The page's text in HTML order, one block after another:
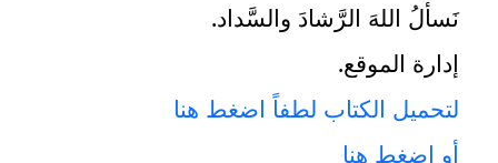
نَسألُ اللهَ الرَّشادَ والسَّداد.
إدارة الموقع.
لتحميل الكتاب لطفاً اضغط هنا
أو اضغط هنا